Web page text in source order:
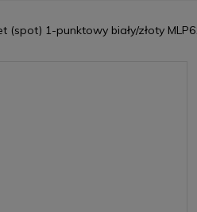
(spot) 1-punktowy biały/złoty